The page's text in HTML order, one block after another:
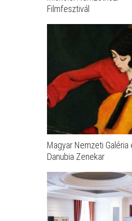
Filmfesztivál
Magyar Nemzeti Galéria
Danubia Zenekar